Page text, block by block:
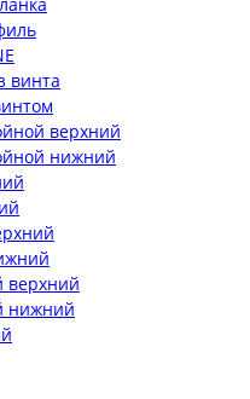
винта
верхний
нижний
верхний
нижний